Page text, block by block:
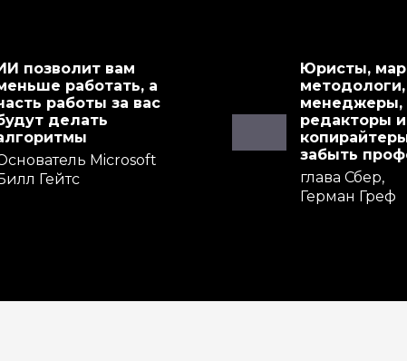
позволит вам
работать, а
работы за вас
делать
Microsoft
Гейтс
Юристы,
менеджеры,
редакторы и
забыть
глава Сбер,
Герман Греф